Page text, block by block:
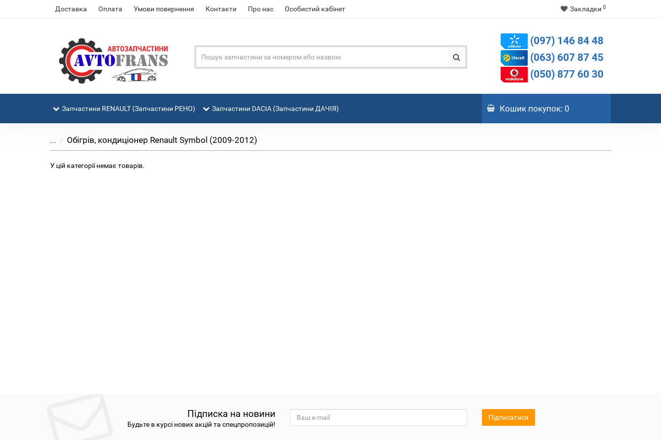
Доставка Оплата Умови повернення Контакти Про нас Особистий кабінет Закладки 0
(097) 146 84 48
(063) 607 87 45
(050) 877 60 30
Запчастини RENAULT (Запчастини РЕНО) Запчастини DACIA (Запчастини ДАЧІЯ) Кошикпокупок: 0
... Обігрів, кондиціонер Renault Symbol (2009-2012)
У цій категорії немає товарів.
Підписка на новини
Будьте в курсі нових акцій та спецпропозицій!
Підписатися